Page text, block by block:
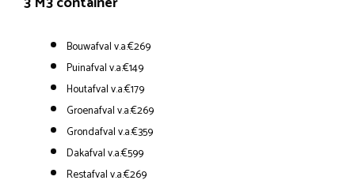
Bouwafval v.a.€269
Puinafval v.a.€149
Houtafval v.a.€179
Groenafval v.a.€269
Grondafval v.a.€359
Dakafval v.a.€599
Restafval v.a.€269